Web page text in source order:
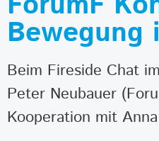
Bewegung
Beim Fireside Chat
Peter Neubauer
Kooperation mit